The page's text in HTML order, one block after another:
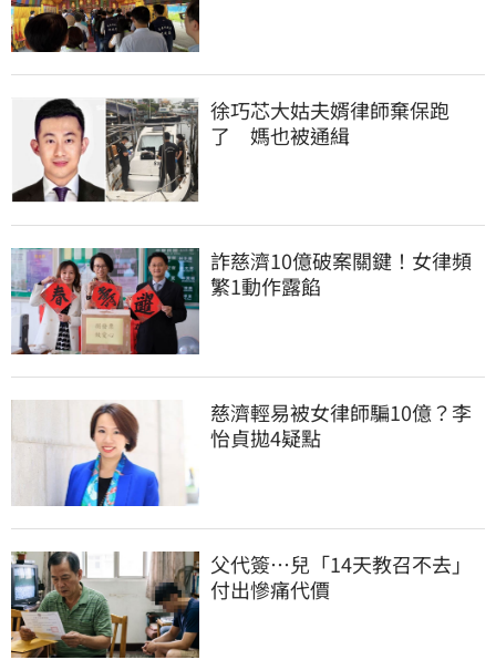
徐巧芯大姑夫婿律師棄保跑
了　媽也被通緝
詐慈濟10億破案關鍵！女律頻
繁1動作露餡
慈濟輕易被女律師騙10億？李
怡貞拋4疑點
父代簽…兒「14天教召不去」
付出慘痛代價